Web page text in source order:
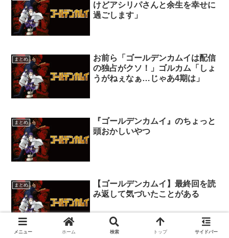
けどアシリパさんと余生を幸せに
過ごします」
まとめ
お前ら「ゴールデンカムイは配信
の独占がクソ！」ゴルカム「しょ
うがねぇなぁ…じゃあ4期は」
まとめ
『ゴールデンカムイ』のちょっと
頭おかしいやつ
まとめ
【ゴールデンカムイ】最終回を読
み返して気づいたことがある
メニュー ホーム 検索 トップ サイドバー